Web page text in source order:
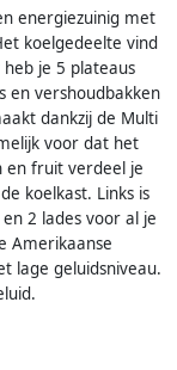
energiezuinig met
koelgedeelte vind
je 5 plateaus
en vershoudbakken
dankzij de Multi
voor dat het
en fruit verdeel je
koelkast. Links is
2 lades voor al je
Amerikaanse
lage geluidsniveau.